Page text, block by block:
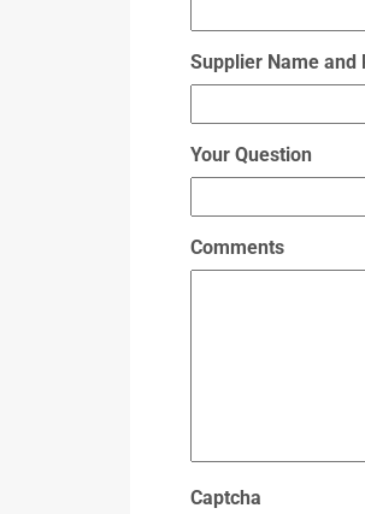
Supplier Name and
Your Question
Comments
Captcha